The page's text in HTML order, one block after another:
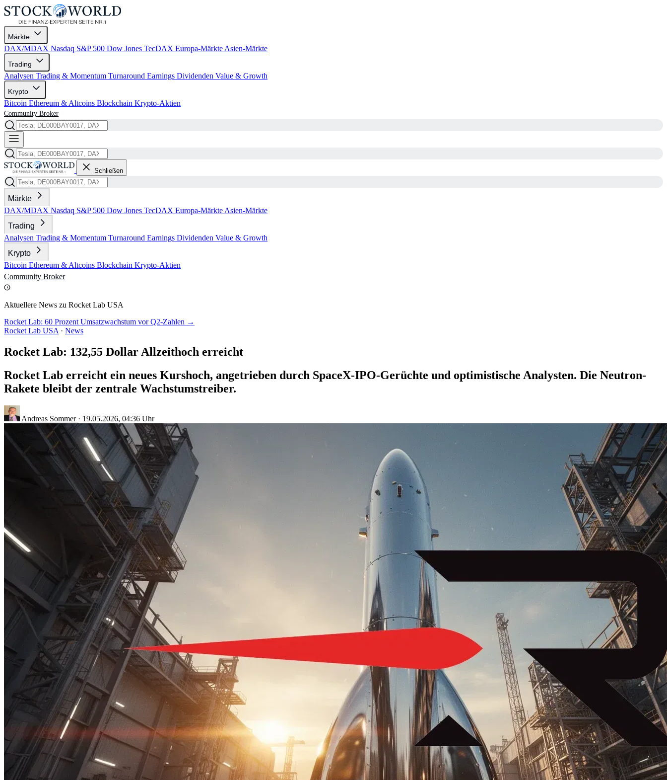
Märkte
DAX/MDAX Nasdaq S&P 500 Dow Jones TecDAX Europa-Märkte Asien-Märkte
Trading
Analysen Trading & Momentum Turnaround Earnings Dividenden Value & Growth
Krypto
Bitcoin Ethereum & Altcoins Blockchain Krypto-Aktien
Community Broker
Schließen
Märkte
DAX/MDAX Nasdaq S&P 500 Dow Jones TecDAX Europa-Märkte Asien-Märkte
Trading
Analysen Trading & Momentum Turnaround Earnings Dividenden Value & Growth
Krypto
Bitcoin Ethereum & Altcoins Blockchain Krypto-Aktien
Community Broker
Aktuellere News zu Rocket Lab USA
Rocket Lab: 60 Prozent Umsatzwachstum vor Q2-Zahlen →
Rocket Lab USA · News
Rocket Lab: 132,55 Dollar Allzeithoch erreicht
Rocket Lab erreicht ein neues Kurshoch, angetrieben durch SpaceX-IPO-Gerüchte und optimistische Analysten. Die Neutron-
Rakete bleibt der zentrale Wachstumstreiber.
Andreas Sommer · 19.05.2026, 04:36 Uhr